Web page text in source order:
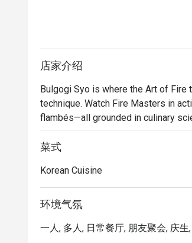
店家介绍
Bulgogi Syo is where the Art of
technique. Watch Fire Masters in
flambés—all grounded in culinary
essence of flambéing, every detail
your table.
菜式
Korean Cuisine
环境气氛
一人, 多人, 日常餐厅, 朋友聚会, 庆